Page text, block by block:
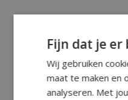
Fijn dat je er
Wij gebruiken
maat te maken en
analyseren. Met